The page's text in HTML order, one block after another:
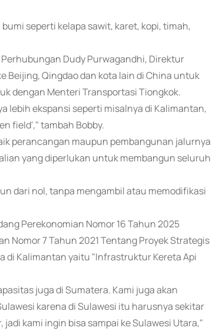
seperti kelapa sawit, karet, kopi, timah,
Dudy Purwagandhi, Direktur
Beijing, Qingdao dan kota lain di China untuk
dengan Menteri Transportasi Tiongkok.
lebih ekspansi seperti misalnya di Kalimantan,
field'," tambah Bobby.
perancangan maupun pembangunan jalurnya
yang diperlukan untuk membangun seluruh
dari nol, tanpa mengambil atau memodifikasi
Perekonomian Nomor 16 Tahun 2025
Nomor 7 Tahun 2021 Tentang Proyek Strategis
di Kalimantan yaitu "Infrastruktur Kereta Api
juga di Sumatera. Kami juga akan
karena di Sulawesi itu harusnya sekitar
kami ingin bisa sampai ke Sulawesi Utara,"